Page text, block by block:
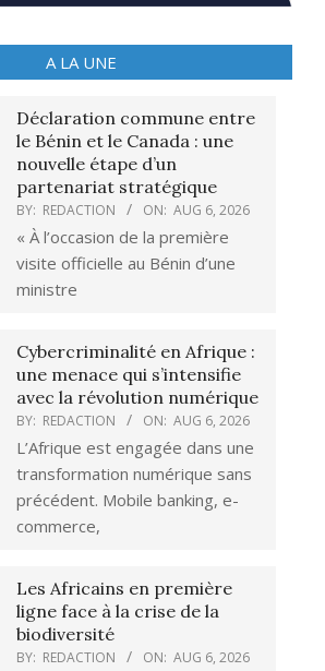
A LA UNE
Déclaration commune entre
le Bénin et le Canada : une
nouvelle étape d’un
partenariat stratégique
BY: REDACTION ON: AUG 6, 2026
« À l’occasion de la première
visite officielle au Bénin d’une
ministre
Cybercriminalité en Afrique :
une menace qui s’intensifie
avec la révolution numérique
BY: REDACTION ON: AUG 6, 2026
L’Afrique est engagée dans une
transformation numérique sans
précédent. Mobile banking, e-
commerce,
Les Africains en première
ligne face à la crise de la
biodiversité
BY: REDACTION ON: AUG 6, 2026